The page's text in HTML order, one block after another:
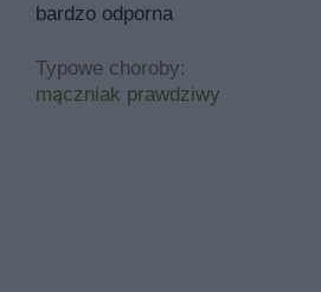
bardzo odporna
Typowe choroby:
mączniak prawdziwy